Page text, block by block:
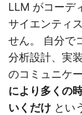
LLM がコーデ
サイエンティ
せん。 自分で
分析設計、実
のコミュニケ
により多くの
いくだけ とい